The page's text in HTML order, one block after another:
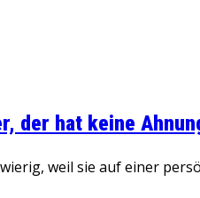
der hat keine
weil sie auf einer